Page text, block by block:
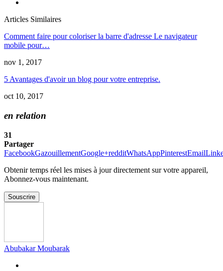
Articles Similaires
Comment faire pour coloriser la barre d'adresse Le navigateur
mobile pour…
nov 1, 2017
5 Avantages d'avoir un blog pour votre entreprise.
oct 10, 2017
en relation
31
Partager
FacebookGazouillementGoogle+redditWhatsAppPinterestEmail
Obtenir temps réel les mises à jour directement sur votre appareil,
Abonnez-vous maintenant.
Souscrire
Abubakar Moubarak